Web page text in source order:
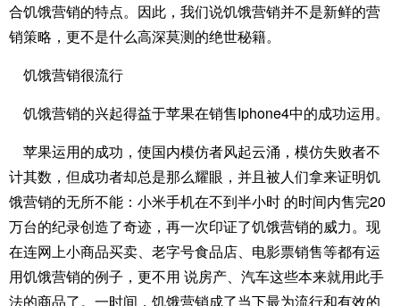
合饥饿营销的特点。因此，我们说饥饿营销并不是新鲜的营
销策略，更不是什么高深莫测的绝世秘籍。
饥饿营销很流行
饥饿营销的兴起得益于苹果在销售Iphone4中的成功运用。
苹果运用的成功，使国内模仿者风起云涌，模仿失败者不
计其数，但成功者却总是那么耀眼，并且被人们拿来证明饥
饿营销的无所不能：小米手机在不到半小时 的时间内售完20
万台的纪录创造了奇迹，再一次印证了饥饿营销的威力。现
在连网上小商品买卖、老字号食品店、电影票销售等都有运
用饥饿营销的例子，更不用 说房产、汽车这些本来就用此手
法的商品了。一时间，饥饿营销成了当下最为流行和有效的